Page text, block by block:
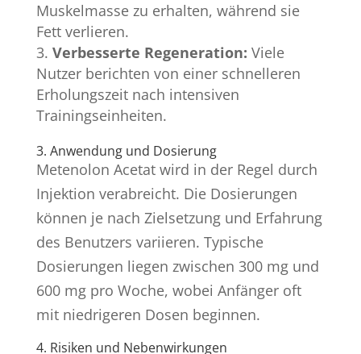
Muskelmasse zu erhalten, während sie
Fett verlieren.
Verbesserte Regeneration: Viele
Nutzer berichten von einer schnelleren
Erholungszeit nach intensiven
Trainingseinheiten.
3. Anwendung und Dosierung
Metenolon Acetat wird in der Regel durch
Injektion verabreicht. Die Dosierungen
können je nach Zielsetzung und Erfahrung
des Benutzers variieren. Typische
Dosierungen liegen zwischen 300 mg und
600 mg pro Woche, wobei Anfänger oft
mit niedrigeren Dosen beginnen.
4. Risiken und Nebenwirkungen